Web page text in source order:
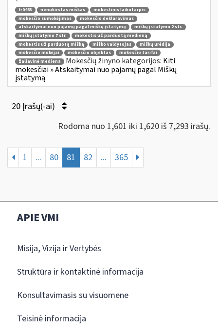
fr0463 nenukirstas miškas
mokestinis laikotarpis
mokesčio sumokėjimas
mokesčio deklaravimas
atskaitymai nuo pajamų pagal miškų įstatymą
miškų įstatymo 2 str.
miškų įstatymo 7 str.
mokestis už parduotą medieną
mokestis už parduotą mišką
miško valdytojas
miškų urėdija
mokesčio mokėjai
mokesčio objektas
mokesčio tarifai
žaliavinė mediena
Mokesčių žinyno kategorijos: Kiti
mokesčiai » Atskaitymai nuo pajamų pagal Miškų
įstatymą
20 Įrašų(-ai)
Rodoma nuo 1,601 iki 1,620 iš 7,293 irašų.
1 ... 80 81 82 ... 365
APIE VMI
Misija, Vizija ir Vertybės
Struktūra ir kontaktinė informacija
Konsultavimasis su visuomene
Teisinė informacija